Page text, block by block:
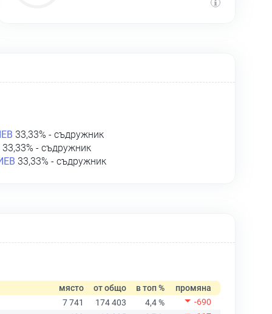
33,33% - съдружник
33,33% - съдружник
33,33% - съдружник
място от общо в топ %
промяна
7 741
174 403 4,4 %
-690